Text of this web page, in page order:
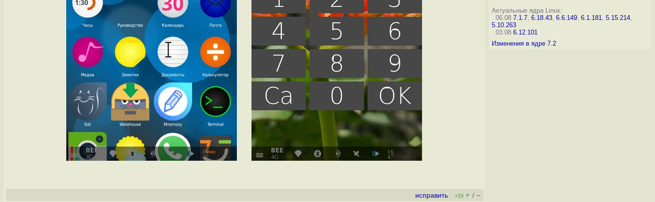
исправить +10 + / –
Актуальные ядра Linux:
06.08 7.1.7, 6.18.43, 6.6.149, 6.1.181, 5.15.214,
5.10.263
03.08 6.12.101
Изменения в ядре 7.2